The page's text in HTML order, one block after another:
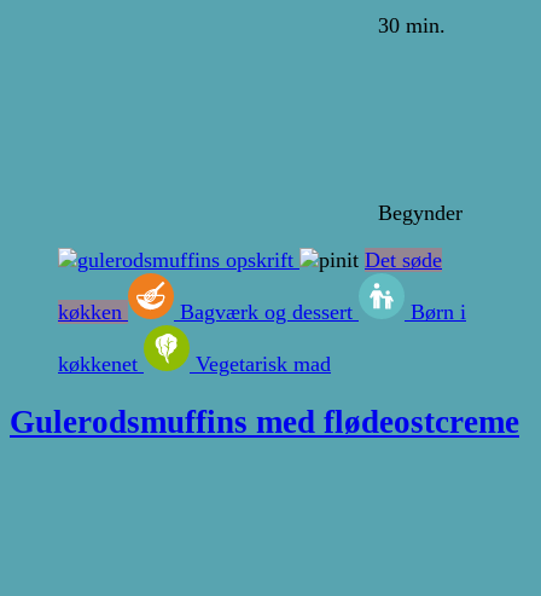
30 min.
Begynder
Det søde
køkken Bagværk og dessert Børn i
køkkenet Vegetarisk mad
Gulerodsmuffins med flødeostcreme